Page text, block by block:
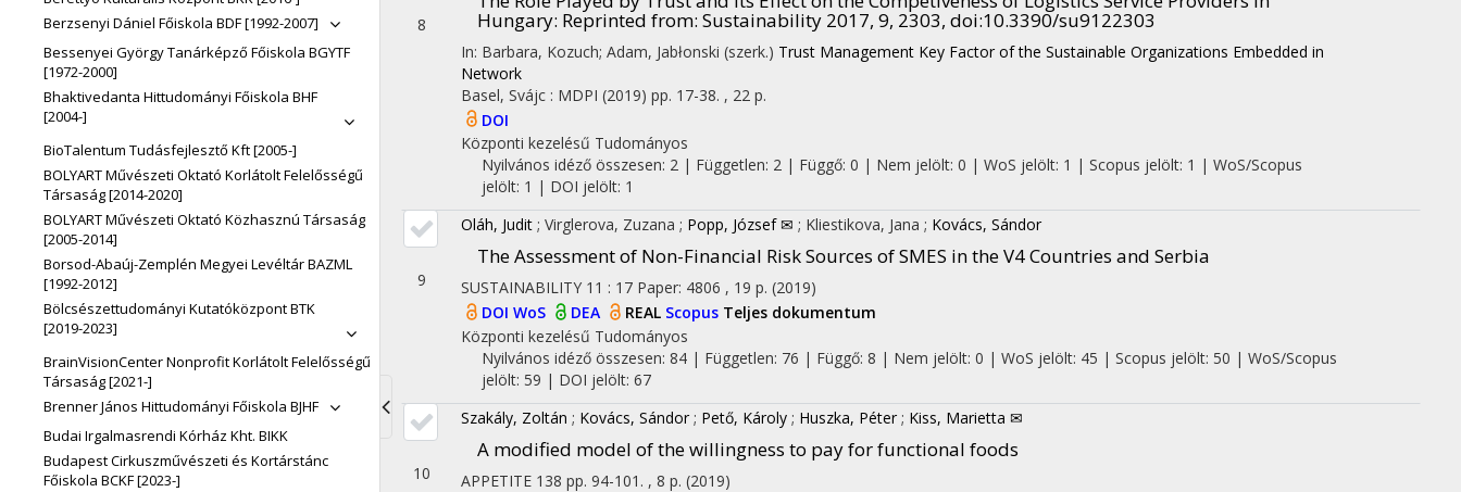
Toggle
navigation
Berzsenyi Dániel Főiskola BDF [1992-2007]
Bessenyei György Tanárképző Főiskola BGYTF
[1972-2000]
Bhaktivedanta Hittudományi Főiskola BHF
[2004-]
BioTalentum Tudásfejlesztő Kft [2005-]
BOLYART Művészeti Oktató Korlátolt Felelősségű
Társaság [2014-2020]
BOLYART Művészeti Oktató Közhasznú Társaság
[2005-2014]
Borsod-Abaúj-Zemplén Megyei Levéltár BAZML
[1992-2012]
Bölcsészettudományi Kutatóközpont BTK
[2019-2023]
BrainVisionCenter Nonprofit Korlátolt Felelősségű
Társaság [2021-]
Brenner János Hittudományi Főiskola BJHF
Budai Irgalmasrendi Kórház Kht. BIKK
Budapest Cirkuszművészeti és Kortárstánc
Főiskola BCKF [2023-]
8 Hungary: Reprinted from: Sustainability 2017, 9, 2303, doi:10.3390/su9122303
In: Barbara, Kozuch; Adam, Jabłonski (szerk.) Trust Management Key Factor of the Sustainable Organizations Embedded in
Network
Basel, Svájc : MDPI (2019) pp. 17-38. , 22 p.
DOI
Központi kezelésű Tudományos
Nyilvános idéző összesen: 2| Független: 2 | Függő: 0 | Nem jelölt: 0 | WoS jelölt: 1 | Scopus jelölt: 1 | WoS/Scopus
jelölt: 1 | DOI jelölt: 1
9
Oláh, Judit ; Virglerova, Zuzana ; Popp, József ✉ ; Kliestikova, Jana ; Kovács, Sándor
The Assessment of Non-Financial Risk Sources of SMES in the V4 Countries and Serbia
SUSTAINABILITY 11 : 17 Paper: 4806 , 19 p. (2019)
DOI WoS DEA REAL Scopus Teljes dokumentum
Központi kezelésű Tudományos
Nyilvános idéző összesen: 84| Független: 76 | Függő: 8 | Nem jelölt: 0 | WoS jelölt: 45 | Scopus jelölt: 50 | WoS/Scopus
jelölt: 59 | DOI jelölt: 67
10
Szakály, Zoltán ; Kovács, Sándor ; Pető, Károly ; Huszka, Péter ; Kiss, Marietta ✉
A modified model of the willingness to pay for functional foods
APPETITE 138 pp. 94-101. , 8 p. (2019)